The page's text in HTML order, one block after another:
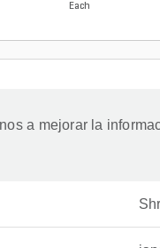
Each
a mejorar la